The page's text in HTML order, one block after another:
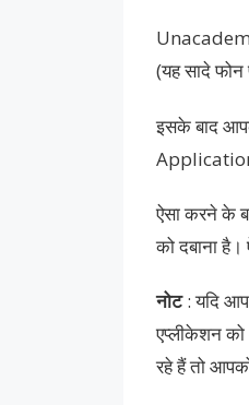
(यह सादे फोन
इसके बाद
ऐसा करने के
को दबाना
नोट: यदि
एप्लीकेशन
रहे हैं तो